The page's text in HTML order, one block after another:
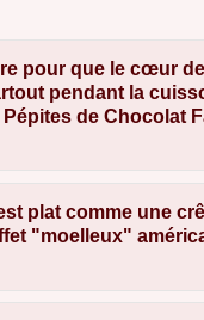
pour que le cœur
pendant la
de Chocolat
plat comme une
"moelleux"